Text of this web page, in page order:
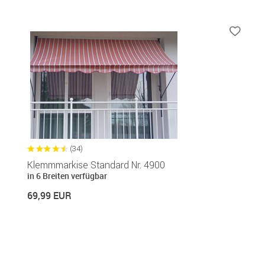
(34)
Klemmmarkise Standard Nr. 4900
in 6 Breiten verfügbar
69,99 EUR